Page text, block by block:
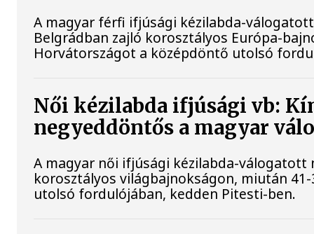
A magyar férfi ifjúsági kézilabda-
Belgrádban zajló korosztályos Európa-
Horvátországot a középdöntő utolsó
Női kézilabda ifjúsági vb:
negyeddöntős a magyar
A magyar női ifjúsági kézilabda-
korosztályos világbajnokságon, miután
utolsó fordulójában, kedden Pitesti-ben.